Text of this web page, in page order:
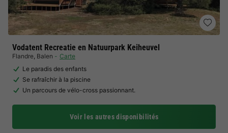
Vodatent Recreatie en Natuurpark Keiheuvel
Flandre, Balen
Carte
Le paradis des enfants
Se rafraîchir à la piscine
Un parcours de vélo-cross passionnant.
Voir les autres disponibilités